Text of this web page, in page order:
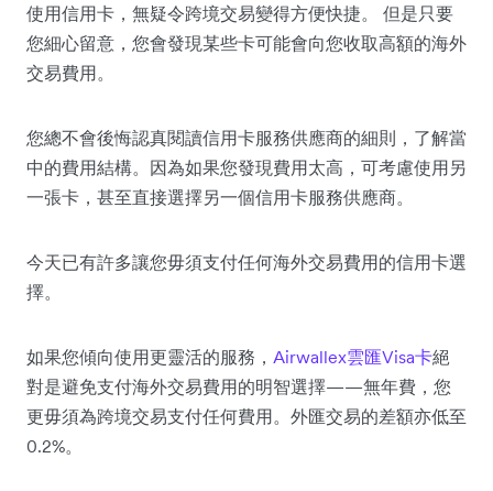
使用信用卡，無疑令跨境交易變得方便快捷。 但是只要
您細心留意，您會發現某些卡可能會向您收取高額的海外
交易費用。
您總不會後悔認真閱讀信用卡服務供應商的細則，了解當
中的費用結構。因為如果您發現費用太高，可考慮使用另
一張卡，甚至直接選擇另一個信用卡服務供應商。
今天已有許多讓您毋須支付任何海外交易費用的信用卡選
擇。
如果您傾向使用更靈活的服務， Airwallex雲匯Visa卡絕
對是避免支付海外交易費用的明智選擇——無年費，您
更毋須為跨境交易支付任何費用。外匯交易的差額亦低至
0.2%。